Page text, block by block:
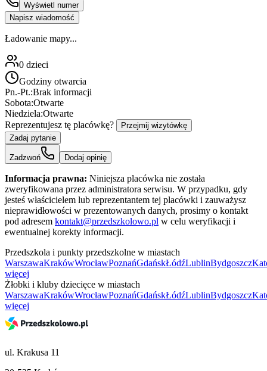
Wyświetl numer
Napisz wiadomość
Ładowanie mapy...
0 dzieci
Godziny otwarcia
Pn.-Pt.:Brak informacji
Sobota:Otwarte
Niedziela:Otwarte
Reprezentujesz tę placówkę?
Przejmij wizytówkę
Zadaj pytanie
Zadzwoń Dodaj opinię
Informacja prawna: Niniejsza placówka nie została
zweryfikowana przez administratora serwisu. W przypadku, gdy
jesteś właścicielem lub reprezentantem tej placówki i zauważysz
nieprawidłowości w prezentowanych danych, prosimy o kontakt
pod adresem kontakt@przedszkolowo.pl w celu weryfikacji i
ewentualnej korekty informacji.
Przedszkola i punkty przedszkolne w miastach
WarszawaKrakówWrocławPoznańGdańskŁódźLublinBydgoszcz
więcej
Żłobki i kluby dziecięce w miastach
WarszawaKrakówWrocławPoznańGdańskŁódźLublinBydgoszcz
więcej
ul. Krakusa 11